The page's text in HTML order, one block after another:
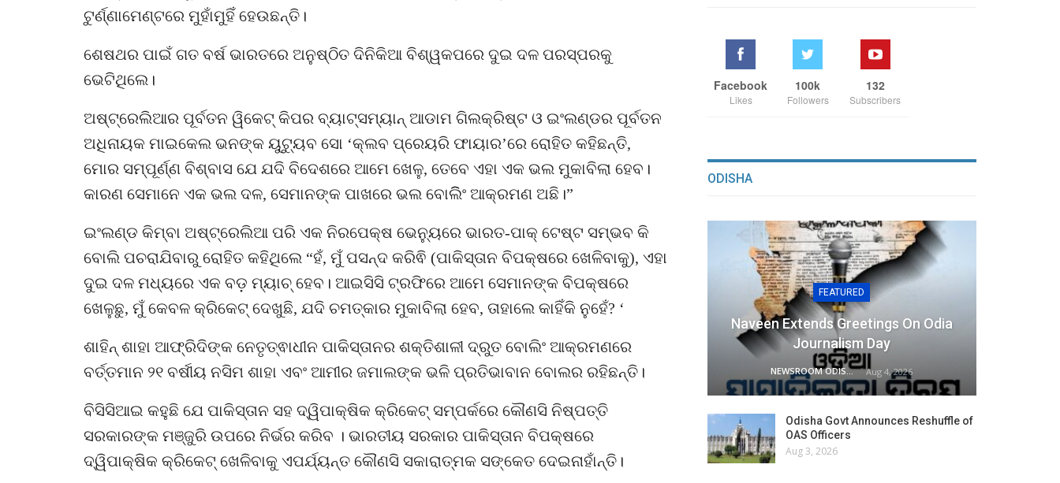
ଟୁର୍ଣ୍ଣାମେଣ୍ଟରେ ମୁହାଁମୁହିଁ ହେଉଛନ୍ତି।
ଶେଷଥର ପାଇଁ ଗତ ବର୍ଷ ଭାରତରେ ଅନୁଷ୍ଠିତ ଦିନିକିଆ ବିଶ୍ୱକପରେ ଦୁଇ ଦଳ ପରସ୍ପରକୁ
ଭେଟିଥିଲେ।
ଅଷ୍ଟ୍ରେଲିଆର ପୂର୍ବତନ ୱିକେଟ୍ କିପର ବ୍ୟାଟ୍ସମ୍ୟାନ୍ ଆଡାମ ଗିଲକ୍ରିଷ୍ଟ ଓ ଇଂଲଣ୍ଡର ପୂର୍ବତନ
ଅଧିନାୟକ ମାଇକେଲ ଭନଙ୍କ ୟୁଟ୍ୟୁବ ସୋ ‘କ୍ଲବ ପ୍ରେୟରି ଫାୟାର’ରେ ରୋହିତ କହିଛନ୍ତି,
ମୋର ସମ୍ପୂର୍ଣ୍ଣ ବିଶ୍ବାସ ଯେ ଯଦି ବିଦେଶରେ ଆମେ ଖେଳୁ, ତେବେ ଏହା ଏକ ଭଲ ମୁକାବିଲା ହେବ।
କାରଣ ସେମାନେ ଏକ ଭଲ ଦଳ, ସେମାନଙ୍କ ପାଖରେ ଭଲ ବୋଲିିଂ ଆକ୍ରମଣ ଅଛି।”
ଇଂଲଣ୍ଡ କିମ୍ବା ଅଷ୍ଟ୍ରେଲିଆ ପରି ଏକ ନିରପେକ୍ଷ ଭେନ୍ୟୁରେ ଭାରତ-ପାକ୍ ଟେଷ୍ଟ ସମ୍ଭବ କି
ବୋଲି ପଚରାଯିବାରୁ ରୋହିତ କହିଥିଲେ “ହଁ, ମୁଁ ପସନ୍ଦ କରିଵି (ପାକିସ୍ତାନ ବିପକ୍ଷରେ ଖେଳିବାକୁ), ଏହା
ଦୁଇ ଦଳ ମଧ୍ୟରେ ଏକ ବଡ଼ ମ୍ୟାଚ୍ ହେବ। ଆଇସିସି ଟ୍ରଫିରେ ଆମେ ସେମାନଙ୍କ ବିପକ୍ଷରେ
ଖେଳୁଛୁ, ମୁଁ କେବଳ କ୍ରିକେଟ୍ ଦେଖୁଛି, ଯଦି ଚମତ୍କାର ମୁକାବିଲା ହେବ, ତାହାଲେ କାହିଁକି ନୁହେଁ? ‘
ଶାହିନ୍ ଶାହା ଆଫ୍ରିଦିଙ୍କ ନେତୃତ୍ଵାଧୀନ ପାକିସ୍ତାନର ଶକ୍ତିଶାଳୀ ଦ୍ରୁତ ବୋଲିଂ ଆକ୍ରମଣରେ
ବର୍ତ୍ତମାନ ୨୧ ବର୍ଷୀୟ ନସିମ ଶାହା ଏବଂ ଆମୀର ଜମାଲଙ୍କ ଭଳି ପ୍ରତିଭାବାନ ବୋଲର ରହିଛନ୍ତି।
ବିସିସିଆଇ କହୁଛି ଯେ ପାକିସ୍ତାନ ସହ ଦ୍ୱିପାକ୍ଷିକ କ୍ରିକେଟ୍ ସମ୍ପର୍କରେ କୌଣସି ନିଷ୍ପତ୍ତି
ସରକାରଙ୍କ ମଞ୍ଜୁରି ଉପରେ ନିର୍ଭର କରିବ । ଭାରତୀୟ ସରକାର ପାକିସ୍ତାନ ବିପକ୍ଷରେ
ଦ୍ୱିପାକ୍ଷିକ କ୍ରିକେଟ୍ ଖେଳିବାକୁ ଏପର୍ଯ୍ୟନ୍ତ କୌଣସି ସକାରାତ୍ମକ ସଙ୍କେତ ଦେଇନାହାଁନ୍ତି।
Facebook
Likes
100k
Followers
132
Subscribers
ODISHA
FEATURED
Naveen Extends Greetings On Odia
Journalism Day
NEWSROOM ODISHA NETWORK Aug 4, 2026
Odisha Govt Announces Reshuffle of
OAS Officers
Aug 3, 2026